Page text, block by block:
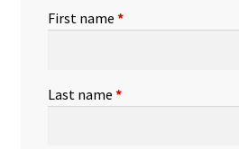
First name *
Last name *